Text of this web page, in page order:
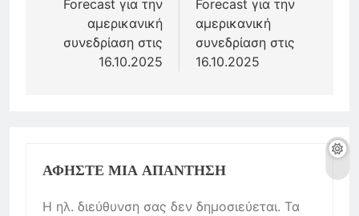
Forecast για την
αμερικανική
συνεδρίαση στις
16.10.2025
Forecast για την
αμερικανική
συνεδρίαση στις
16.10.2025
ΑΦΉΣΤΕ ΜΙΑ ΑΠΆΝΤΗΣΗ
Η ηλ. διεύθυνση σας δεν δημοσιεύεται. Τα